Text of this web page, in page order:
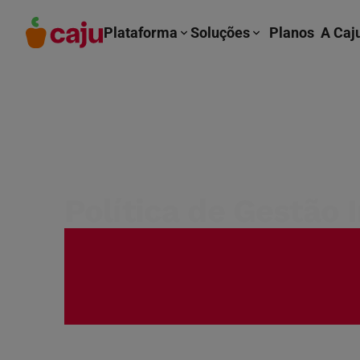
Plataforma Soluções Planos A